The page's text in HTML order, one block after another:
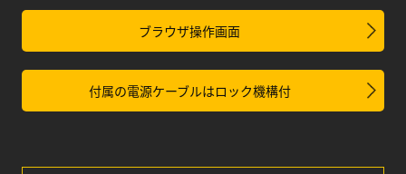
ブラウザ操作画面
付属の電源ケーブルはロック機構付